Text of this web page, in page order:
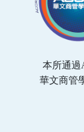
本所通過
華文商管